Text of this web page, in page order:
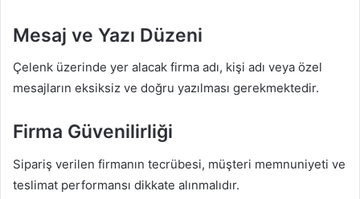
Mesaj ve Yazı Düzeni
Çelenk üzerinde yer alacak firma adı, kişi adı veya özel
mesajların eksiksiz ve doğru yazılması gerekmektedir.
Firma Güvenilirliği
Sipariş verilen firmanın tecrübesi, müşteri memnuniyeti ve
teslimat performansı dikkate alınmalıdır.